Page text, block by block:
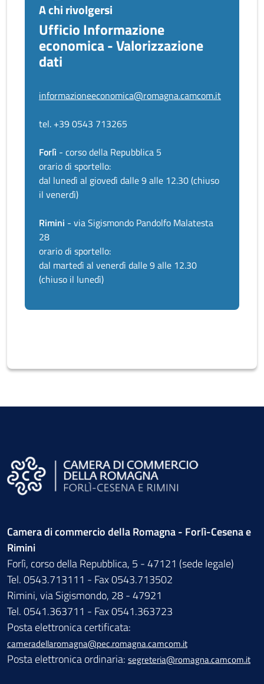
A chi rivolgersi
Ufficio Informazione
economica - Valorizzazione
dati
informazioneeconomica@romagna.camcom.it
tel. +39 0543 713265
Forlì - corso della Repubblica 5
orario di sportello:
dal lunedì al giovedì dalle 9 alle 12.30 (chiuso
il venerdì)
Rimini - via Sigismondo Pandolfo Malatesta
28
orario di sportello:
dal martedì al venerdì dalle 9 alle 12.30
(chiuso il lunedì)
Camera di commercio della Romagna - Forlì-Cesena e
Rimini
Forlì, corso della Repubblica, 5 - 47121 (sede legale)
Tel. 0543.713111 - Fax 0543.713502
Rimini, via Sigismondo, 28 - 47921
Tel. 0541.363711 - Fax 0541.363723
Posta elettronica certificata:
cameradellaromagna@pec.romagna.camcom.it
Posta elettronica ordinaria: segreteria@romagna.camcom.it